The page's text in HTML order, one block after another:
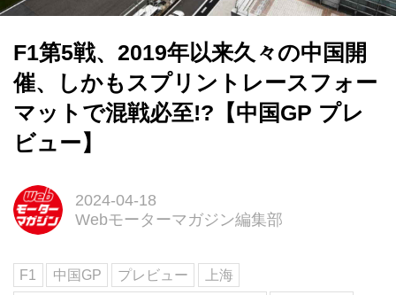
F1第5戦、2019年以来久々の中国開
催、しかもスプリントレースフォー
マットで混戦必至!?【中国GP プレ
ビュー】
2024-04-18
Webモーターマガジン編集部
F1 中国GP プレビュー
上海